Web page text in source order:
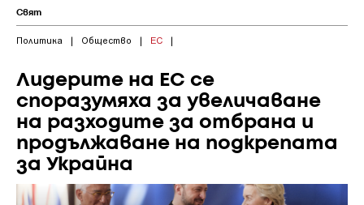
Свят
Политика | Общество | ЕС |
Лидерите на ЕС се
споразумяха за увеличаване
на разходите за отбрана и
продължаване на подкрепата
за Украйна